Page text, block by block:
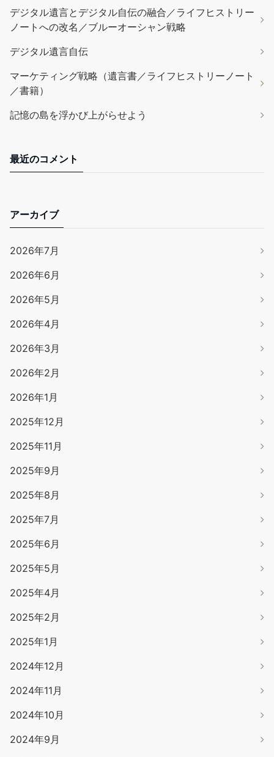
デジタル遺言とデジタル自伝の融合／ライフヒストリー
ノートへの改名／ブルーオーシャン戦略
デジタル遺言自伝
マーケティング戦略（遺言書／ライフヒストリーノート
／書籍）
記憶の島を浮かび上がらせよう
最近のコメント
アーカイブ
2026年7月
2026年6月
2026年5月
2026年4月
2026年3月
2026年2月
2026年1月
2025年12月
2025年11月
2025年9月
2025年8月
2025年7月
2025年6月
2025年5月
2025年4月
2025年2月
2025年1月
2024年12月
2024年11月
2024年10月
2024年9月